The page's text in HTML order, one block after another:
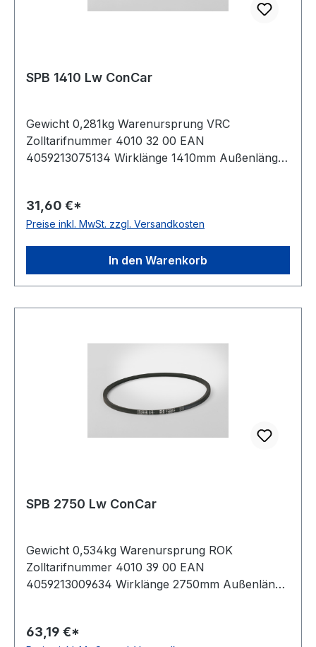
SPB 1410 Lw ConCar
Gewicht 0,281kg Warenursprung VRC
Zolltarifnummer 4010 32 00 EAN
4059213075134 Wirklänge 1410mm Außenlänge
Norm DIN 7753 Material Neoprene Zugstrang
Polyester Breite 16,3mm Höhe 13mm
31,60 €*
Preise inkl. MwSt. zzgl. Versandkosten
In den Warenkorb
SPB 2750 Lw ConCar
Gewicht 0,534kg Warenursprung ROK
Zolltarifnummer 4010 39 00 EAN
4059213009634 Wirklänge 2750mm Außenlänge
Norm DIN 7753 Material Neoprene Zugstrang
63,19 €*